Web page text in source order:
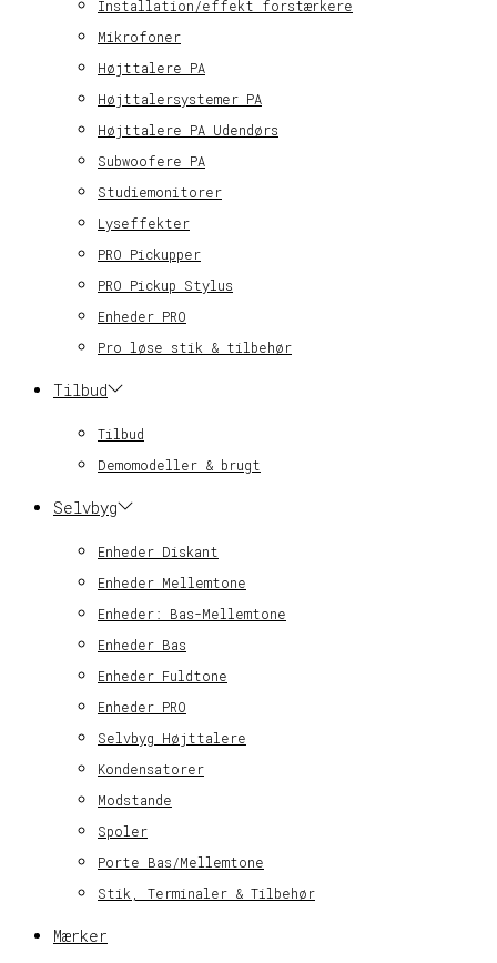
Installation/effekt forstærkere
Mikrofoner
Højttalere PA
Højttalersystemer PA
Højttalere PA Udendørs
Subwoofere PA
Studiemonitorer
Lyseffekter
PRO Pickupper
PRO Pickup Stylus
Enheder PRO
Pro løse stik & tilbehør
Tilbud
Tilbud
Demomodeller & brugt
Selvbyg
Enheder Diskant
Enheder Mellemtone
Enheder: Bas-Mellemtone
Enheder Bas
Enheder Fuldtone
Enheder PRO
Selvbyg Højttalere
Kondensatorer
Modstande
Spoler
Porte Bas/Mellemtone
Stik, Terminaler & Tilbehør
Mærker